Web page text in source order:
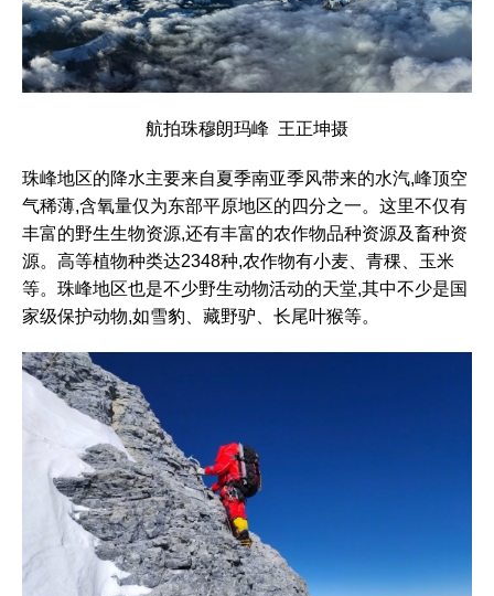
航拍珠穆朗玛峰 王正坤摄
珠峰地区的降水主要来自夏季南亚季风带来的水汽,峰顶空
气稀薄,含氧量仅为东部平原地区的四分之一。这里不仅有
丰富的野生生物资源,还有丰富的农作物品种资源及畜种资
源。高等植物种类达2348种,农作物有小麦、青稞、玉米
等。珠峰地区也是不少野生动物活动的天堂,其中不少是国
家级保护动物,如雪豹、藏野驴、长尾叶猴等。